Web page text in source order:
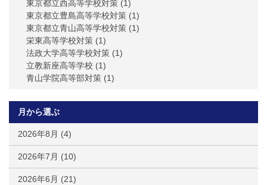
東京都立西高等学校対策 (1)
東京都立豊島高等学校対策 (1)
東京都立青山高等学校対策 (1)
栄東高等学校対策 (1)
法政大学高等学校対策 (1)
立教新座高等学校 (1)
青山学院高等部対策 (1)
月から選ぶ
2026年8月 (4)
2026年7月 (10)
2026年6月 (21)